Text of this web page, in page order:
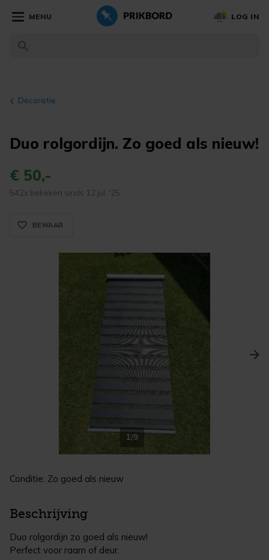
MENU LOG IN
Decoratie
Duo rolgordijn. Zo goed als nieuw!
€ 50,-
542x bekeken sinds 12 jul. '25
favorite_border_rounded
BEWAAR
1/9
Conditie: Zo goed als nieuw
Beschrijving
Duo rolgordijn zo goed als nieuw!
Perfect voor raam of deur.